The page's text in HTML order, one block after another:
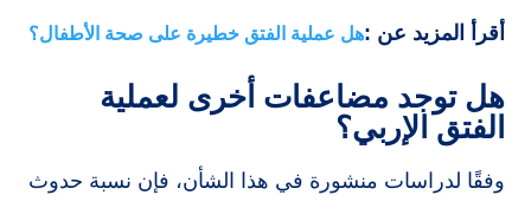
أقرأ المزيد عن :هل عملية الفتق خطيرة على صحة الأطفال؟
هل توجد مضاعفات أخرى لعملية
الفتق الإربي؟
وفقًا لدراسات منشورة في هذا الشأن، فإن نسبة حدوث